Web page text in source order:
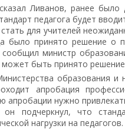
Ливанов, ранее
педагога будет
для учителей
было принято решение о
сообщил министр
может быть принято
образования
апробация
апробации нужно
подчеркнул, что
нагрузки на педагогов.